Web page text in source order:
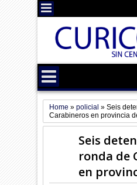
Home »policial »Seis
Carabineros en provincia
Seis
ronda de
en